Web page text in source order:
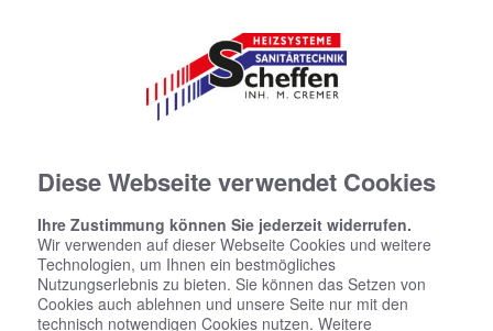
Ihre Kalkulation
Diese Webseite verwendet Cookies
Ihre Zustimmung können Sie jederzeit widerrufen.
Wir verwenden auf dieser Webseite Cookies und weitere
Technologien, um Ihnen ein bestmögliches
Nutzungserlebnis zu bieten. Sie können das Setzen von
Cookies auch ablehnen und unsere Seite nur mit den
technisch notwendigen Cookies nutzen. Weitere